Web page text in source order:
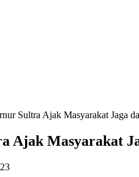
Sultra Ajak Masyarakat Jaga
Ajak Masyarakat